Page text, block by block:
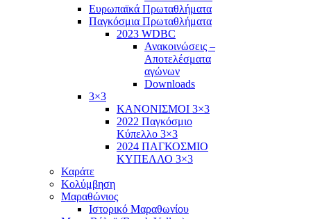
Ευρωπαϊκά Πρωταθλήματα
Παγκόσμια Πρωταθλήματα
2023 WDBC
Ανακοινώσεις –
Αποτελέσματα
αγώνων
Downloads
3×3
ΚΑΝΟΝΙΣΜΟΙ 3×3
2022 Παγκόσμιο
Κύπελλο 3×3
2024 ΠΑΓΚΟΣΜΙΟ
ΚΥΠΕΛΛΟ 3×3
Καράτε
Κολύμβηση
Μαραθώνιος
Ιστορικό Μαραθωνίου